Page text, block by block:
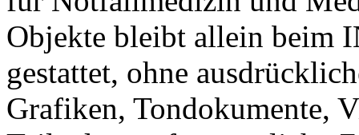
Objekte bleibt allein beim
gestattet, ohne
Grafiken, Tondokumente,